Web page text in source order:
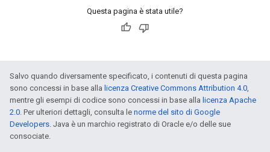
Questa pagina è stata utile?
Salvo quando diversamente specificato, i contenuti di questa pagina
sono concessi in base alla licenza Creative Commons Attribution 4.0
mentre gli esempi di codice sono concessi in base alla licenza Apache
2.0 . Per ulteriori dettagli, consulta le norme del sito di Google
Developers . Java è un marchio registrato di Oracle e/o delle sue
consociate.